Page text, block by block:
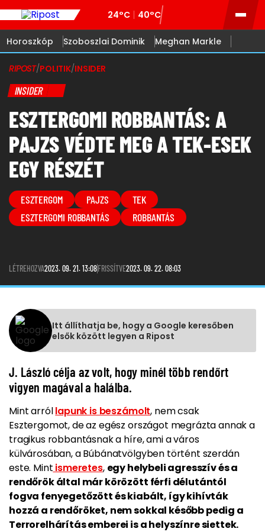
24°C 40°C
Horoszkóp Szoboszlai Dominik Meghan Markle
RIPOST/POLITIK/INSIDER
INSIDER
ESZTERGOMI ROBBANTÁS: A
PAJZS VÉDTE MEG A TEK-ESEK
EGY RÉSZÉT
ESZTERGOM PAJZS
TEK
ESZTERGOMI ROBBANTÁS
ROBBANTÁS
LÉTREHOZVA2023. 09. 21. 13:08FRISSÍTVE2023. 09. 22. 08:03
Itt állíthatja be, hogy a Google keresőben
elsők között legyen a Ripost
J. László célja az volt, hogy minél több rendőrt
vigyen magával a halálba.
Mint arróllapunk is beszámolt, nem csak
Esztergomot, de az egész országot megrázta annak a
tragikus robbantásnak a híre, ami a város
külvárosában, a Búbánatvölgyben történt szerdán
este. Mint ismeretes, egy helybeli agresszív és a
rendőrök által már körözött férfi délutántól
fogva fenyegetőzött és kiabált, így kihívták
hozzá a rendőröket, nem sokkal később pedig a
Terrorelhárítás emberei is a helyszínre siettek.